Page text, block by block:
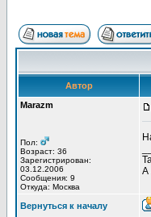
Автор
Marazm
Пол:
Возраст: 36
Зарегистрирован:
03.12.2006
Сообщения: 9
Откуда: Москва
А
Вернуться к началу